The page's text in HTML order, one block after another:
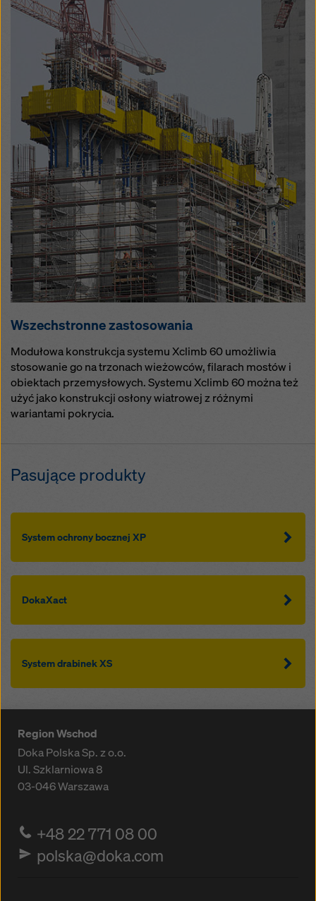
Wszechstronne zastosowania
Modułowa konstrukcja systemu Xclimb 60 umożliwia
stosowanie go na trzonach wieżowców, filarach mostów i
obiektach przemysłowych. Systemu Xclimb 60 można też
użyć jako konstrukcji osłony wiatrowej z różnymi
wariantami pokrycia.
Pasujące produkty
System ochrony bocznej XP
DokaXact
System drabinek XS
Region Wschod
Doka Polska Sp. z o.o.
Ul. Szklarniowa 8
03-046Warszawa
+48 22 771 08 00
polska@doka.com